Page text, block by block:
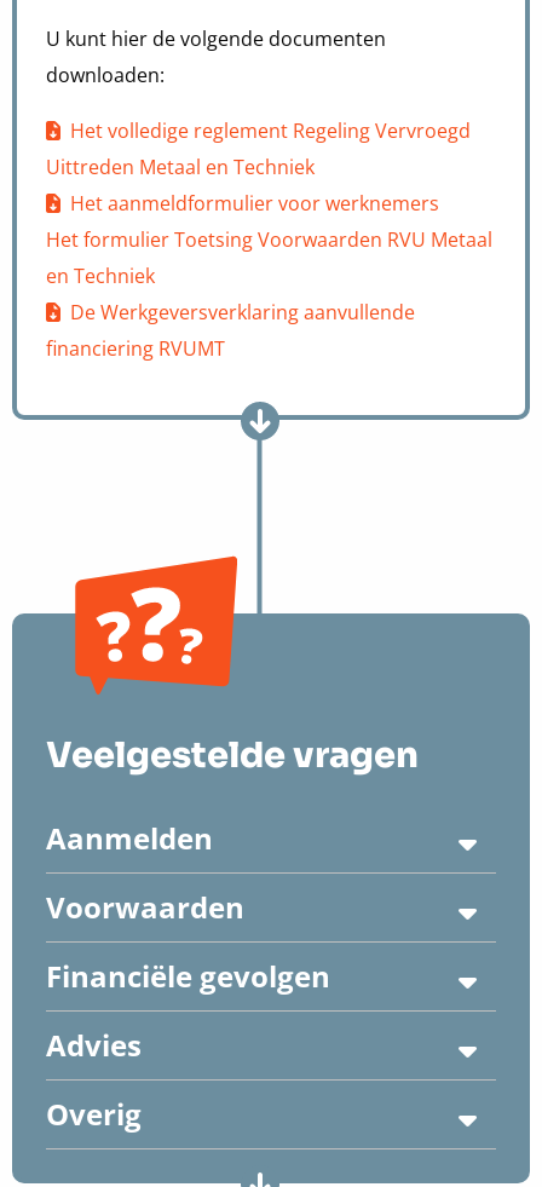
U kunt hier de volgende documenten
downloaden:
Het volledige reglement Regeling Vervroegd
Uittreden Metaal en Techniek
Het aanmeldformulier voor werknemers
Het formulier Toetsing Voorwaarden RVU Metaal
en Techniek
De Werkgeversverklaring aanvullende
financiering RVUMT
Veelgestelde vragen
Aanmelden
Voorwaarden
Financiële gevolgen
Advies
Overig